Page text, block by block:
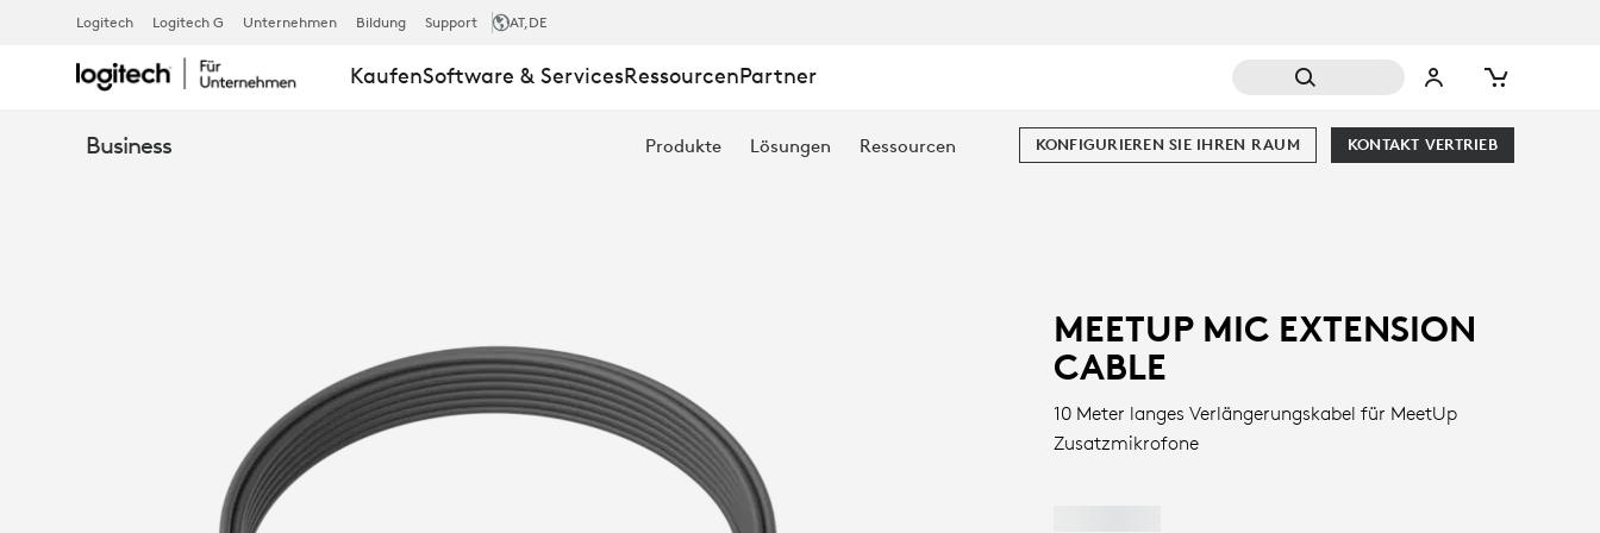
MEETUP
MIKROFON-
Logitech Logitech G Unternehmen Bildung Support AT,DE
KaufenSoftware & ServicesRessourcenPartner
Business Produkte Lösungen Ressourcen KONTAKT VERTRIEB
KONFIGURIEREN SIE IHREN RAUM
MEETUP MIC EXTENSION
CABLE
10 Meter langes Verlängerungskabel für MeetUp
Zusatzmikrofone